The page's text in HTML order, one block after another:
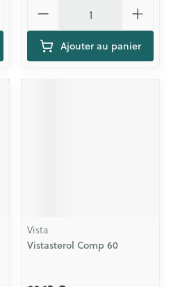
Ajouter au panier
Vista
Vistasterol Comp 60